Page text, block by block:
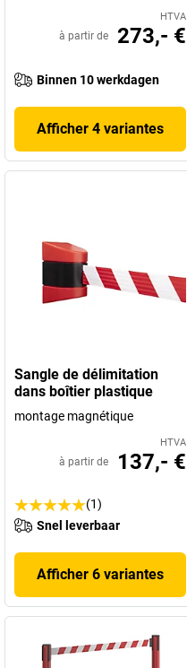
HTVA
à partir de 273,- €
Binnen 10 werkdagen
Afficher 4 variantes
Sangle de délimitation
dans boîtier plastique
montage magnétique
HTVA
à partir de 137,- €
(1)
Snel leverbaar
Afficher 6 variantes